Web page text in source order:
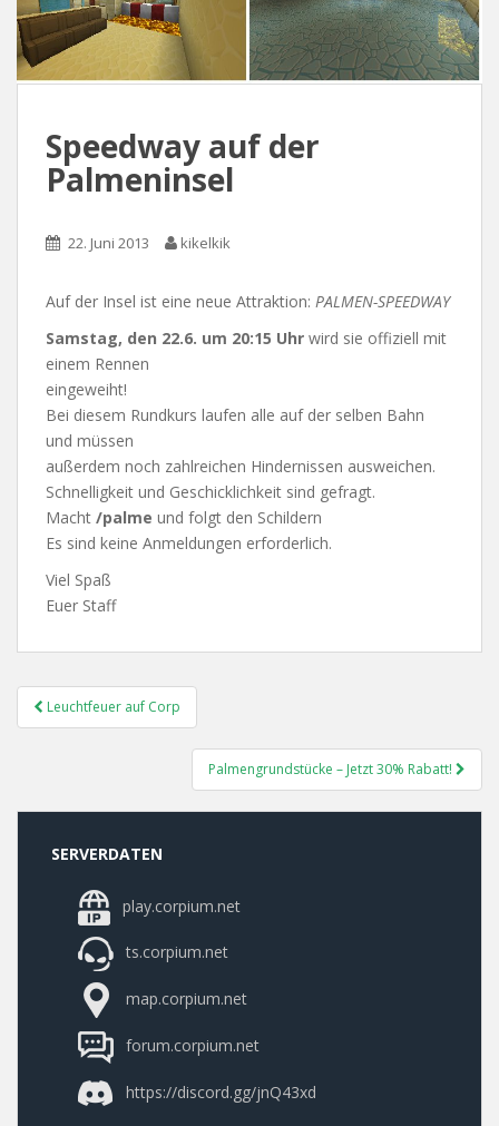
Speedway auf der
Palmeninsel
22. Juni 2013 kikelkik
Auf der Insel ist eine neue Attraktion: PALMEN-SPEEDWAY
Samstag, den 22.6. um 20:15 Uhr wird sie offiziell mit
einem Rennen
eingeweiht!
Bei diesem Rundkurs laufen alle auf der selben Bahn
und müssen
außerdem noch zahlreichen Hindernissen ausweichen.
Schnelligkeit und Geschicklichkeit sind gefragt.
Macht /palme und folgt den Schildern
Es sind keine Anmeldungen erforderlich.
Viel Spaß
Euer Staff
Post
Navigation
Leuchtfeuer auf Corp
Palmengrundstücke – Jetzt 30% Rabatt!
SERVERDATEN
play.corpium.net
ts.corpium.net
map.corpium.net
forum.corpium.net
https://discord.gg/jnQ43xd